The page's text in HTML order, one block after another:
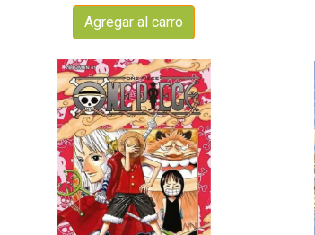
Agregar al carro